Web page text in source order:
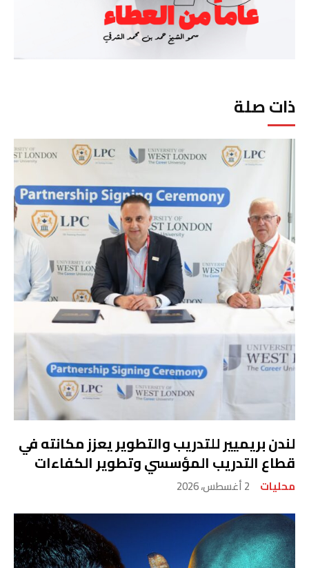
ذات صلة
لندن بريميير للتدريب والتطوير يعزز مكانته في
قطاع التدريب المؤسسي وتطوير الكفاءات
محليات 2 أغسطس، 2026